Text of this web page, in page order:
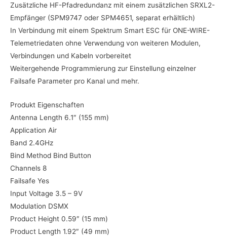
Zusätzliche HF-Pfadredundanz mit einem zusätzlichen SRXL2-
Empfänger (SPM9747 oder SPM4651, separat erhältlich)
In Verbindung mit einem Spektrum Smart ESC für ONE-WIRE-
Telemetriedaten ohne Verwendung von weiteren Modulen,
Verbindungen und Kabeln vorbereitet
Weitergehende Programmierung zur Einstellung einzelner
Failsafe Parameter pro Kanal und mehr.
Produkt Eigenschaften
Antenna Length 6.1″ (155 mm)
Application Air
Band 2.4GHz
Bind Method Bind Button
Channels 8
Failsafe Yes
Input Voltage 3.5 – 9V
Modulation DSMX
Product Height 0.59″ (15 mm)
Product Length 1.92″ (49 mm)